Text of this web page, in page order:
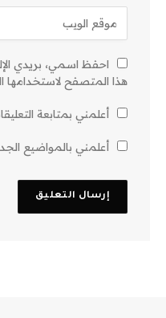
احفظ اسمي، بريدي
هذا المتصفح لاستخدامها
أعلمني بمتابعة
أعلمني بالمواضيع